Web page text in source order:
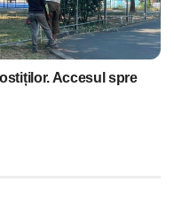
Accesul spre